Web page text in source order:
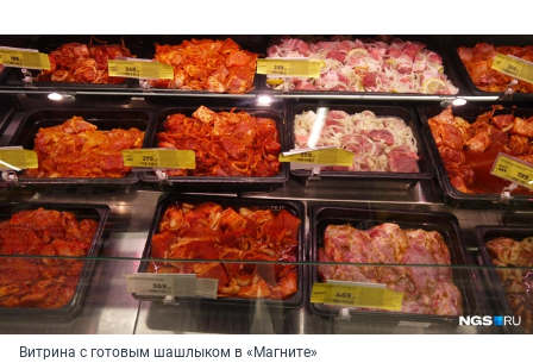
Витрина с готовым шашлыком в «Магните»